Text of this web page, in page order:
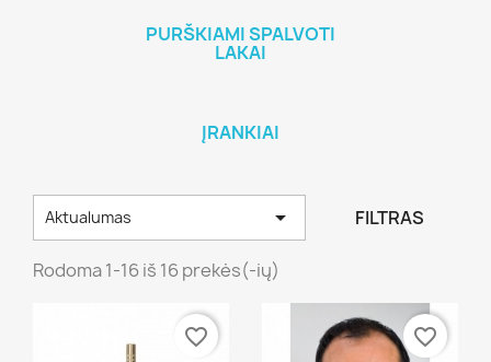
PURŠKIAMI SPALVOTI
LAKAI
ĮRANKIAI
Aktualumas  FILTRAS
Rodoma 1-16 iš 16 prekės(-ių)
favorite_border favorite_border